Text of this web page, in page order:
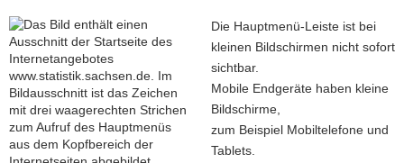
Die Hauptmenü-Leiste ist bei
kleinen Bildschirmen nicht sofort
sichtbar.
Mobile Endgeräte haben kleine
Bildschirme,
zum Beispiel Mobiltelefone und
Tablets.